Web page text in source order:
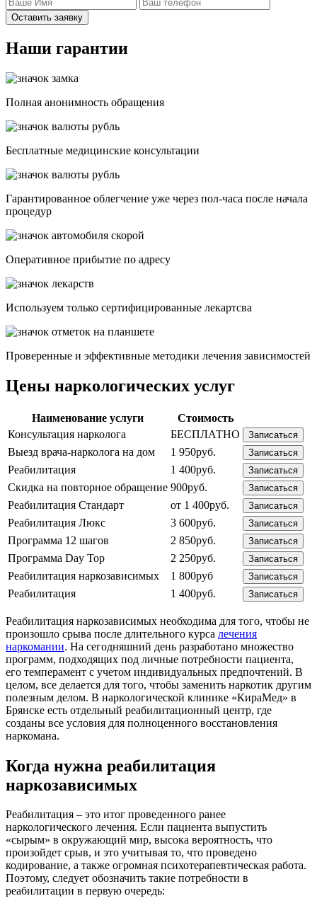
Оставить заявку
Наши гарантии
Полная анонимность обращения
Бесплатные медицинские консультации
Гарантированное облегчение уже через пол-часа после начала
процедур
Опеpативное прибытие по адресу
Используем только сертифицированные лекартсва
Проверенные и эффективные методики лечения зависимостей
Цены наркологических услуг
Наименование услуги
Стоимость
Консультация нарколога
БЕСПЛАТНО Записаться
Выезд врача-нарколога на дом 1 950руб. Записаться
Реабилитация 1 400руб. Записаться
Скидка на повторное обращение 900руб. Записаться
Реабилитация Стандарт от 1 400руб. Записаться
Реабилитация Люкс 3 600руб. Записаться
Программа 12 шагов 2 850руб. Записаться
Программа Day Top 2 250руб. Записаться
Реабилитация наркозависимых 1 800руб Записаться
Реабилитация 1 400руб. Записаться
Реабилитация наркозависимых необходима для того, чтобы не
произошло срыва после длительного курса лечения
наркомании. На сегодняшний день разработано множество
программ, подходящих под личные потребности пациента,
его темперамент с учетом индивидуальных предпочтений. В
целом, все делается для того, чтобы заменить наркотик другим
полезным делом. В наркологической клинике «КираМед» в
Брянске есть отдельный реабилитационный центр, где
созданы все условия для полноценного восстановления
наркомана.
Когда нужна реабилитация
наркозависимых
Реабилитация – это итог проведенного ранее
наркологического лечения. Если пациента выпустить
«сырым» в окружающий мир, высока вероятность, что
произойдет срыв, и это учитывая то, что проведено
кодирование, а также огромная психотерапевтическая работа.
Поэтому, следует обозначить такие потребности в
реабилитации в первую очередь: